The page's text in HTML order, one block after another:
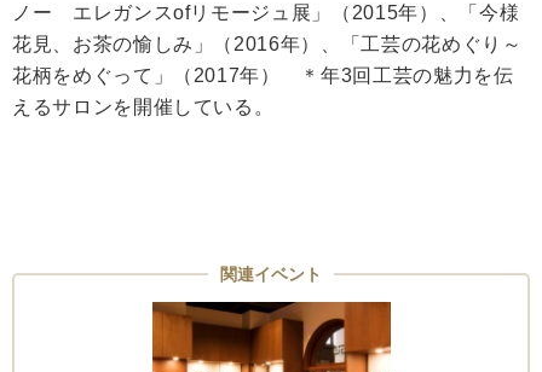
ノー エレガンスofリモージュ展」（2015年）、「今様
花見、お茶の愉しみ」（2016年）、「工芸の花めぐり～
花柄をめぐって」（2017年） ＊年3回工芸の魅力を伝
えるサロンを開催している。
関連イベント